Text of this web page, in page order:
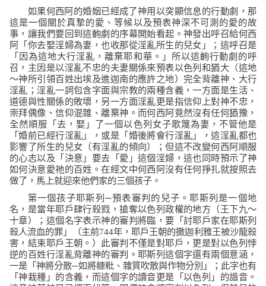
如果何西阿的婚姻已經成了神用以突顯信息的行動劇，那
這是一個關於真摯的愛、等候以及預表神深不可測的愛的故
事，讓我們要回到這齣劇的序幕開始看起。神發出呼召給何西
阿 「你去娶淫婦為妻，也收那從淫亂所生的兒女」
；這呼召是
「因為這地大行淫亂，離棄耶和華。」 所以這齣行動劇的呼
召，主因是以淫亂不忠的夫妻關係來預表以色列和猶大（這地
～神所引領百姓出埃及進迦南的應許之地）完全背離神、大行
淫亂；淫亂一詞包含字面與宗教的兩種含義，一方面是生活、
道德與性關係的敗壞，另一方面淫亂更是指信仰上對神不忠，
崇拜偶像、信仰混雜、離棄神。而何西阿竟然沒有任何猶豫，
全然順服「去，娶」了一個以色列女子歌篾為妻，不管他是
「婚前已經行淫亂」，或是「婚後將會行淫亂」，這淫亂都也
影響了所生的兒女（有淫亂的傾向）；但這不改變何西阿順服
的心志以及「決意」要去「愛」這個淫婦，這也同時預示了神
如何決意愛祂的百姓。在經文中何西阿沒有任何掙扎就按照去
做了，馬上就迎來他們家的三個孩子。
第一個孩子耶斯列─預表審判的兒子。耶斯列是一個地
名，是當年耶戶肆行殺戮，搶奪以色列政權的地方（王下九～
十章）；這個名字表示神的審判將臨，要「討耶戶家在耶斯列
殺人流血的罪」（主前744年，耶戶王朝的撒迦利雅王被沙龍殺
害，結束耶戶王朝。）此審判不僅是對耶戶，更是對以色列悖
逆的百姓行淫亂背離神的審判。耶斯列這個字還有兩個意涵，
一是「神將分散─如將糠粃、雜質吹散與作物分別」；此字也有
「神栽種」的含義，而這個字的讀音更是「以色列」的諧音。